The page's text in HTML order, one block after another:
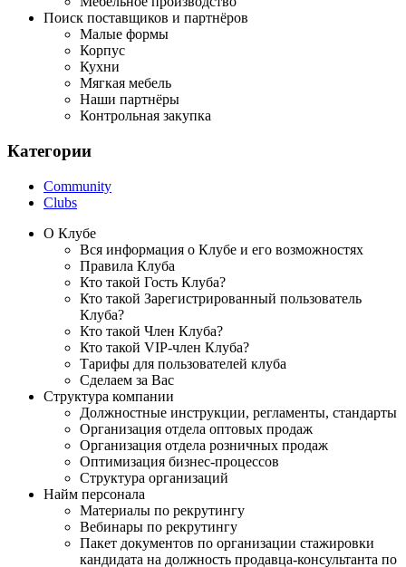
Поиск поставщиков и партнёров
Малые формы
Корпус
Кухни
Мягкая мебель
Наши партнёры
Контрольная закупка
Категории
Community
Clubs
О Клубе
Вся информация о Клубе и его возможностях
Правила Клуба
Кто такой Гость Клуба?
Кто такой Зарегистрированный пользователь
Клуба?
Кто такой Член Клуба?
Кто такой VIP-член Клуба?
Тарифы для пользователей клуба
Сделаем за Вас
Структура компании
Должностные инструкции, регламенты, стандарты
Организация отдела оптовых продаж
Организация отдела розничных продаж
Оптимизация бизнес-процессов
Структура организаций
Найм персонала
Материалы по рекрутингу
Вебинары по рекрутингу
Пакет документов по организации стажировки
кандидата на должность продавца-консультанта по